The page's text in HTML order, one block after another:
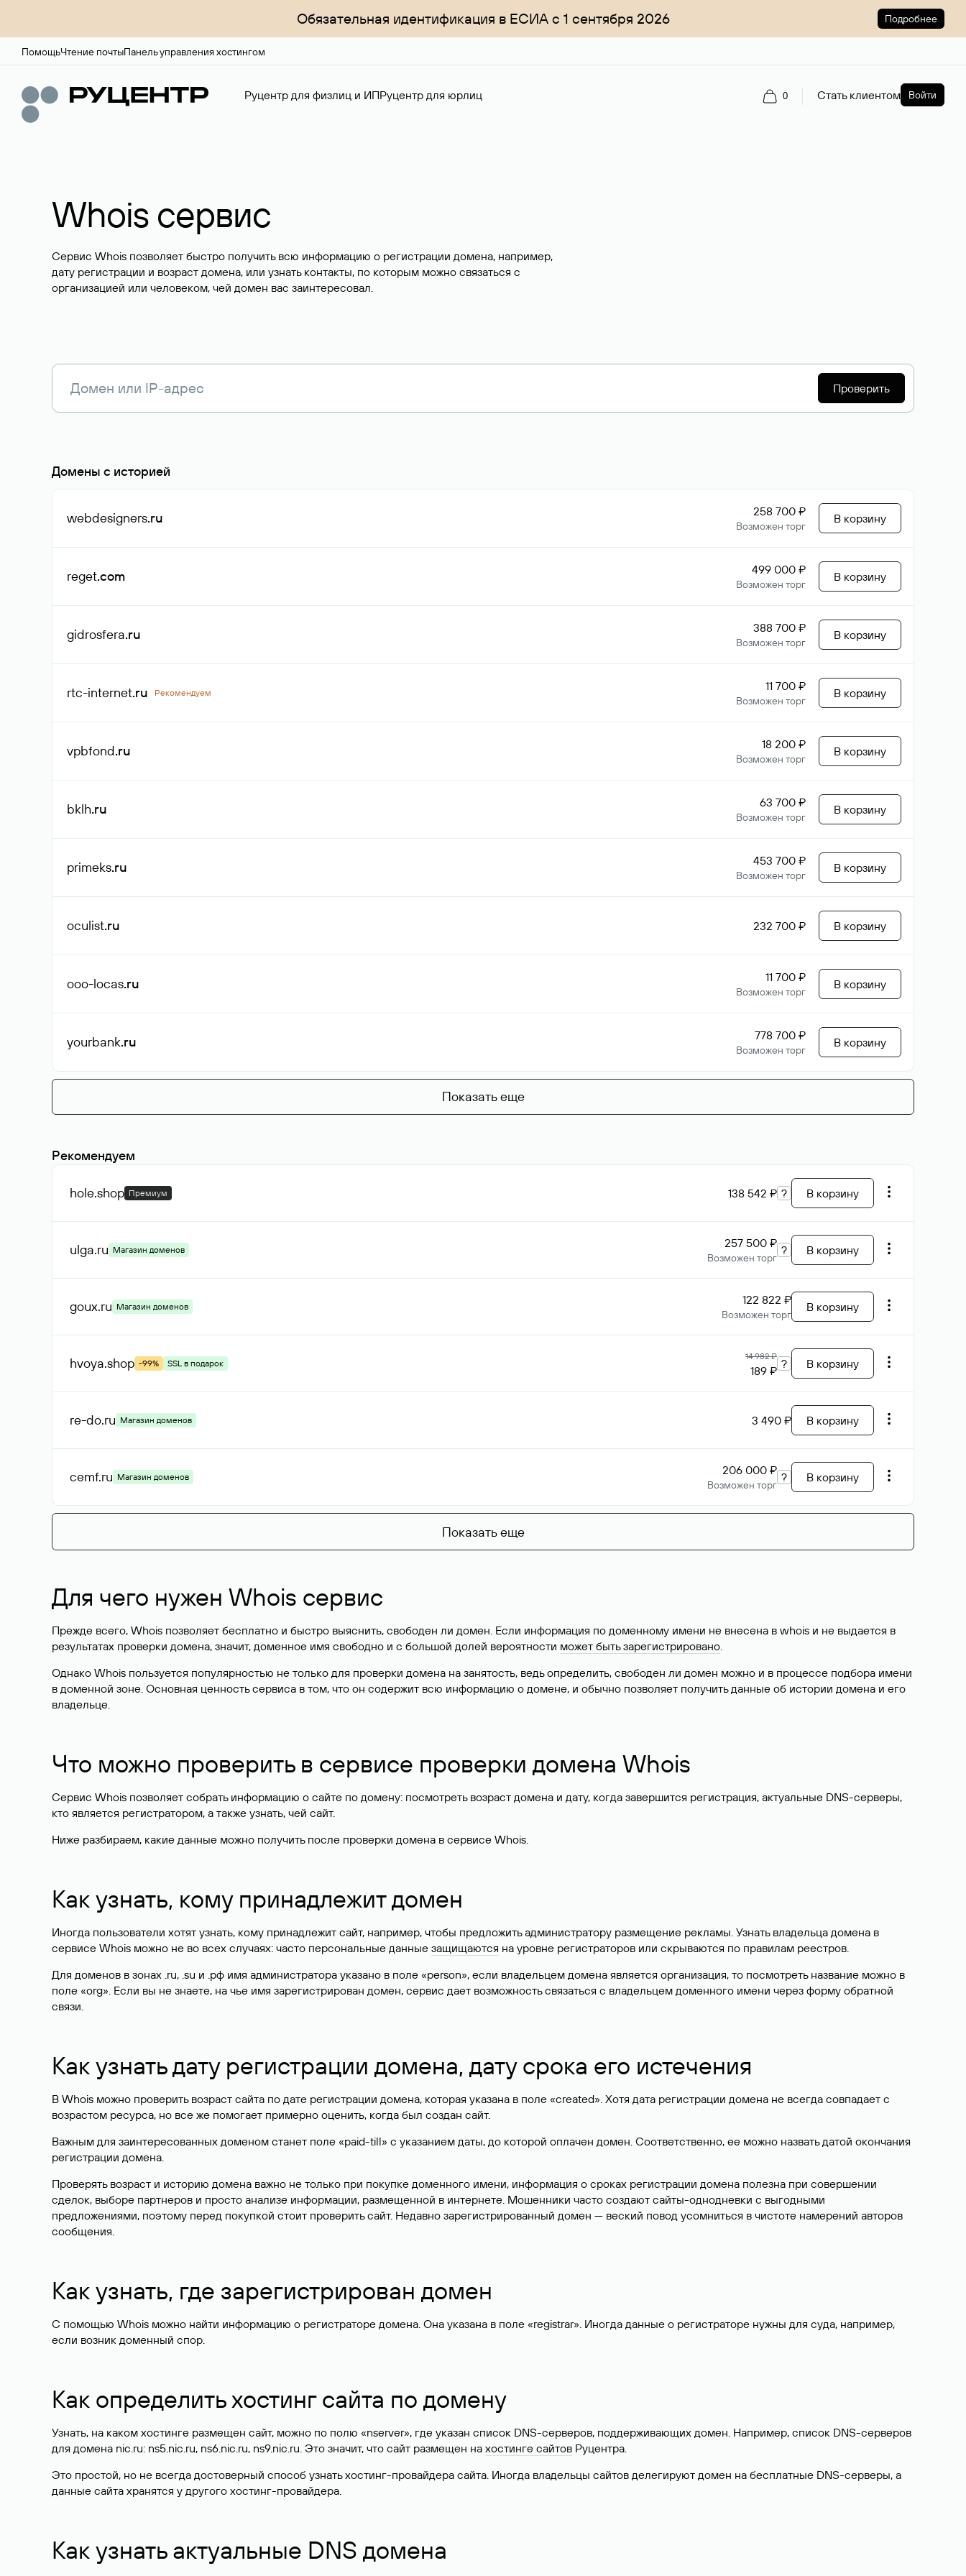
Обязательная идентификация в ЕСИА с 1 сентября 2026 Подробнее
ПомощьЧтение почтыПанель управления хостингом
Руцентр для физлиц и ИПРуцентр для юрлиц 0 Стать клиентом Войти
Whois сервис
Сервис Whois позволяет быстро получить всю информацию о регистрации домена, например,
дату регистрации и возраст домена, или узнать контакты, по которым можно связаться с
организацией или человеком, чей домен вас заинтересовал.
Проверить
Домены с историей
webdesigners.ru 258 700 ₽
Возможен торг
В корзину
reget.com 499 000 ₽
Возможен торг
В корзину
gidrosfera.ru 388 700 ₽
Возможен торг
В корзину
rtc-internet.ru Рекомендуем 11 700 ₽
Возможен торг
В корзину
vpbfond.ru 18 200 ₽
Возможен торг
В корзину
bklh.ru 63 700 ₽
Возможен торг
В корзину
primeks.ru 453 700 ₽
Возможен торг
В корзину
oculist.ru 232 700 ₽ В корзину
ooo-locas.ru 11 700 ₽
Возможен торг
В корзину
yourbank.ru 778 700 ₽
Возможен торг
В корзину
Показать еще
Рекомендуем
hole.shop Премиум 138 542 ₽ ? В корзину
ulga.ru Магазин доменов 257 500 ₽
Возможен торг
? В корзину
goux.ru Магазин доменов 122 822 ₽
Возможен торг
В корзину
hvoya.shop -99% SSL в подарок
14 982 ₽
189 ₽ ? В корзину
re-do.ru Магазин доменов 3 490 ₽ В корзину
cemf.ru Магазин доменов 206 000 ₽
Возможен торг
? В корзину
Показать еще
Для чего нужен Whois сервис
Прежде всего, Whois позволяет бесплатно и быстро выяснить, свободен ли домен. Если информация по доменному имени не внесена в whois и не выдается в
результатах проверки домена, значит, доменное имя свободно и с большой долей вероятности может быть зарегистрировано.
Однако Whois пользуется популярностью не только для проверки домена на занятость, ведь определить, свободен ли домен можно и в процессе подбора имени
в доменной зоне. Основная ценность сервиса в том, что он содержит всю информацию о домене, и обычно позволяет получить данные об истории домена и его
владельце.
Что можно проверить в сервисе проверки домена Whois
Сервис Whois позволяет собрать информацию о сайте по домену: посмотреть возраст домена и дату, когда завершится регистрация, актуальные DNS-серверы,
кто является регистратором, а также узнать, чей сайт.
Ниже разбираем, какие данные можно получить после проверки домена в сервисе Whois.
Как узнать, кому принадлежит домен
Иногда пользователи хотят узнать, кому принадлежит сайт, например, чтобы предложить администратору размещение рекламы. Узнать владельца домена в
сервисе Whois можно не во всех случаях: часто персональные данные защищаются на уровне регистраторов или скрываются по правилам реестров.
Для доменов в зонах .ru, .su и .рф имя администратора указано в поле «person», если владельцем домена является организация, то посмотреть название можно в
поле «org». Если вы не знаете, на чье имя зарегистрирован домен, сервис дает возможность связаться с владельцем доменного имени через форму обратной
связи.
Как узнать дату регистрации домена, дату срока его истечения
В Whois можно проверить возраст сайта по дате регистрации домена, которая указана в поле «created». Хотя дата регистрации домена не всегда совпадает с
возрастом ресурса, но все же помогает примерно оценить, когда был создан сайт.
Важным для заинтересованных доменом станет поле «paid-till» с указанием даты, до которой оплачен домен. Соответственно, ее можно назвать датой окончания
регистрации домена.
Проверять возраст и историю домена важно не только при покупке доменного имени, информация о сроках регистрации домена полезна при совершении
сделок, выборе партнеров и просто анализе информации, размещенной в интернете. Мошенники часто создают сайты-однодневки с выгодными
предложениями, поэтому перед покупкой стоит проверить сайт. Недавно зарегистрированный домен — веский повод усомниться в чистоте намерений авторов
сообщения.
Как узнать, где зарегистрирован домен
С помощью Whois можно найти информацию о регистраторе домена. Она указана в поле «registrar». Иногда данные о регистраторе нужны для суда, например,
если возник доменный спор.
Как определить хостинг сайта по домену
Узнать, на каком хостинге размещен сайт, можно по полю «nserver», где указан список DNS-серверов, поддерживающих домен. Например, список DNS-серверов
для домена nic.ru: ns5.nic.ru, ns6.nic.ru, ns9.nic.ru. Это значит, что сайт размещен на хостинге сайтов Руцентра.
Это простой, но не всегда достоверный способ узнать хостинг-провайдера сайта. Иногда владельцы сайтов делегируют домен на бесплатные DNS-серверы, а
данные сайта хранятся у другого хостинг-провайдера.
Как узнать актуальные DNS домена